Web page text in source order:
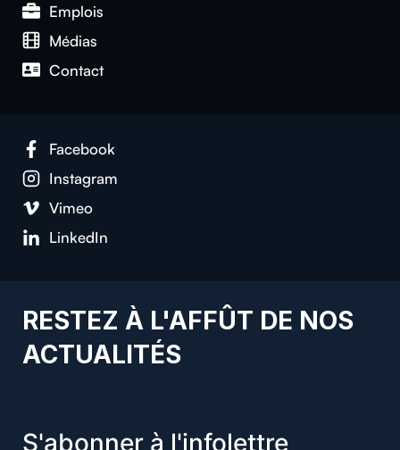
Emplois
Médias
Contact
Facebook
Instagram
Vimeo
LinkedIn
RESTEZ À L'AFFÛT DE NOS
ACTUALITÉS
S'abonner à l'infolettre